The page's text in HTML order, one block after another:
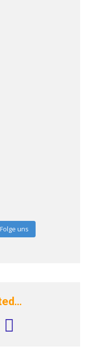
Folge uns